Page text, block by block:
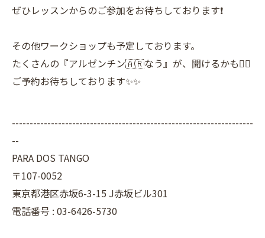
ぜひレッスンからのご参加をお待ちしております❗️
その他ワークショップも予定しております。
たくさんの『アルゼンチン🇦🇷なう』が、聞けるかも👍🏼
ご予約お待ちしております✨✨
--------------------------------------------------------------------
--
PARA DOS TANGO
〒107-0052
東京都港区赤坂6-3-15 J赤坂ビル301
電話番号 : 03-6426-5730